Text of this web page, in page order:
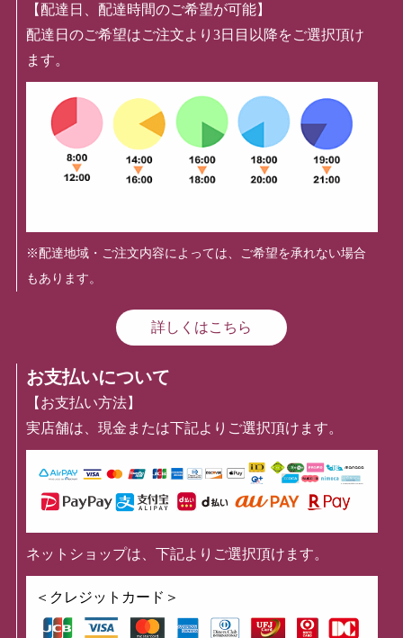
【配達日、配達時間のご希望が可能】
配達日のご希望はご注文より3日目以降をご選択頂け
ます。
※配達地域・ご注文内容によっては、ご希望を承れない場合
もあります。
詳しくはこちら
お支払いについて
【お支払い方法】
実店舗は、現金または下記よりご選択頂けます。
ネットショップは、下記よりご選択頂けます。
＜クレジットカード＞